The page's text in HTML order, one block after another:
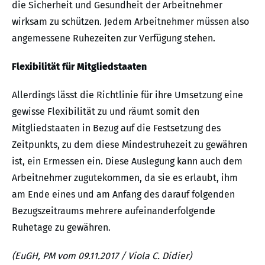
die Sicherheit und Gesundheit der Arbeitnehmer
wirksam zu schützen. Jedem Arbeitnehmer müssen also
angemessene Ruhezeiten zur Verfügung stehen.
Flexibilität für Mitgliedstaaten
Allerdings lässt die Richtlinie für ihre Umsetzung eine
gewisse Flexibilität zu und räumt somit den
Mitgliedstaaten in Bezug auf die Festsetzung des
Zeitpunkts, zu dem diese Mindestruhezeit zu gewähren
ist, ein Ermessen ein. Diese Auslegung kann auch dem
Arbeitnehmer zugutekommen, da sie es erlaubt, ihm
am Ende eines und am Anfang des darauf folgenden
Bezugszeitraums mehrere aufeinanderfolgende
Ruhetage zu gewähren.
(EuGH, PM vom 09.11.2017 / Viola C. Didier)